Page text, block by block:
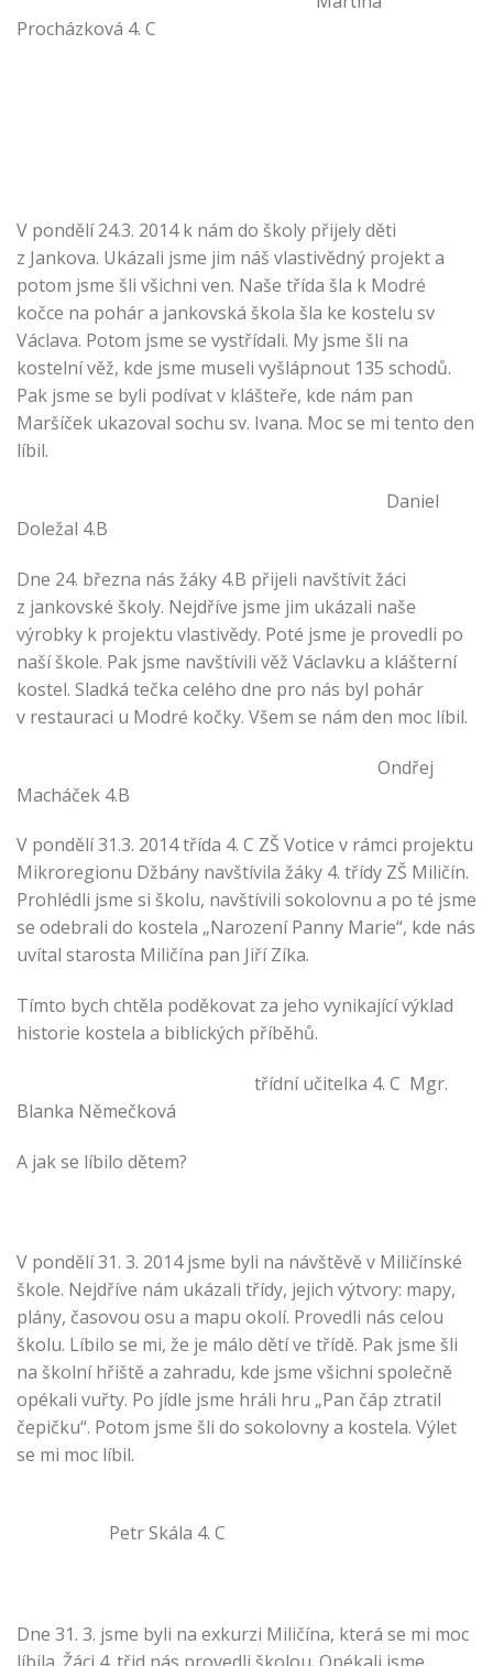
Procházková 4. C
V pondělí 24.3. 2014 k nám do školy přijely děti
z Jankova. Ukázali jsme jim náš vlastivědný projekt a
potom jsme šli všichni ven. Naše třída šla k Modré
kočce na pohár a jankovská škola šla ke kostelu sv
Václava. Potom jsme se vystřídali. My jsme šli na
kostelní věž, kde jsme museli vyšlápnout 135 schodů.
Pak jsme se byli podívat v klášteře, kde nám pan
Maršíček ukazoval sochu sv. Ivana. Moc se mi tento den
líbil.
Daniel
Doležal 4.B
Dne 24. března nás žáky 4.B přijeli navštívit žáci
z jankovské školy. Nejdříve jsme jim ukázali naše
výrobky k projektu vlastivědy. Poté jsme je provedli po
naší škole. Pak jsme navštívili věž Václavku a klášterní
kostel. Sladká tečka celého dne pro nás byl pohár
v restauraci u Modré kočky. Všem se nám den moc líbil.
Ondřej
Macháček 4.B
V pondělí 31.3. 2014 třída 4. C ZŠ Votice v rámci projektu
Mikroregionu Džbány navštívila žáky 4. třídy ZŠ Miličín.
Prohlédli jsme si školu, navštívili sokolovnu a po té jsme
se odebrali do kostela „Narození Panny Marie“, kde nás
uvítal starosta Miličína pan Jiří Zíka.
Tímto bych chtěla poděkovat za jeho vynikající výklad
historie kostela a biblických příběhů.
třídní učitelka 4. C Mgr.
Blanka Němečková
A jak se líbilo dětem?
V pondělí 31. 3. 2014 jsme byli na návštěvě v Miličínské
škole. Nejdříve nám ukázali třídy, jejich výtvory: mapy,
plány, časovou osu a mapu okolí. Provedli nás celou
školu. Líbilo se mi, že je málo dětí ve třídě. Pak jsme šli
na školní hřiště a zahradu, kde jsme všichni společně
opékali vuřty. Po jídle jsme hráli hru „Pan čáp ztratil
čepičku“. Potom jsme šli do sokolovny a kostela. Výlet
se mi moc líbil.
Petr Skála 4. C
Dne 31. 3. jsme byli na exkurzi Miličína, která se mi moc